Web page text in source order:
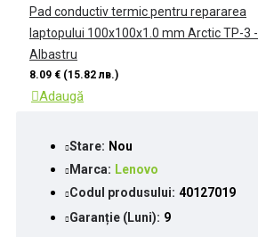
Pad conductiv termic pentru repararea
laptopului 100x100x1.0 mm Arctic TP-3 -
Albastru
8.09 € (15.82 лв.)
Adaugă
Stare: Nou
Marca: Lenovo
Codul produsului: 40127019
Garanție (Luni): 9